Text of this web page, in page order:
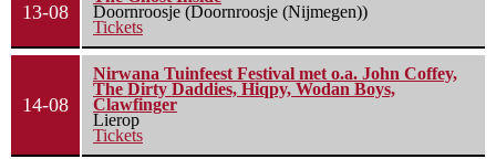
13-08
Doornroosje (Doornroosje (Nijmegen))
Tickets
14-08
Nirwana Tuinfeest Festival met o.a. John Coffey,
The Dirty Daddies, Hiqpy, Wodan Boys,
Clawfinger
Lierop
Tickets